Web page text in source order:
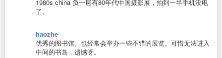
1980s china 负一层有80年代中国摄影展，拍到一半手机没电
了。
haozhe
优秀的图书馆。也经常会举办一些不错的展览。可惜无法进入
中间的书岛，遗憾呀。